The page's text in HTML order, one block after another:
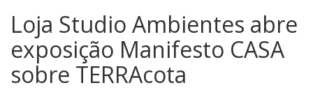
Loja Studio Ambientes abre
exposição Manifesto CASA
sobre TERRAcota